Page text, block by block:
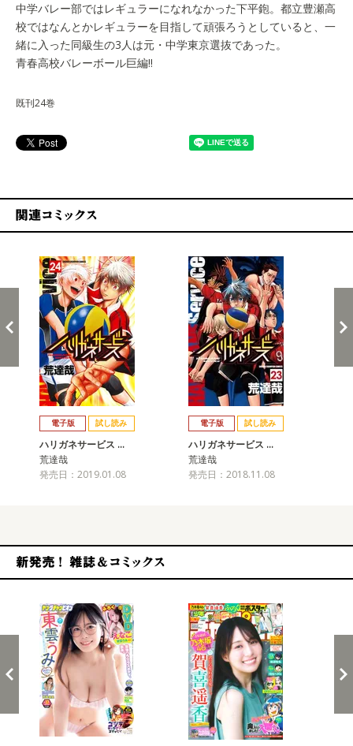
中学バレー部ではレギュラーになれなかった下平鉋。都立豊瀬高
校ではなんとかレギュラーを目指して頑張ろうとしていると、一
緒に入った同級生の3人は元・中学東京選抜であった。
青春高校バレーボール巨編!!
既刊24巻
電子版 試し読み
ハリガネサービス …
荒達哉
発売日：2019.01.08
電子版 試し読み
ハリガネサービス …
荒達哉
発売日：2018.11.08